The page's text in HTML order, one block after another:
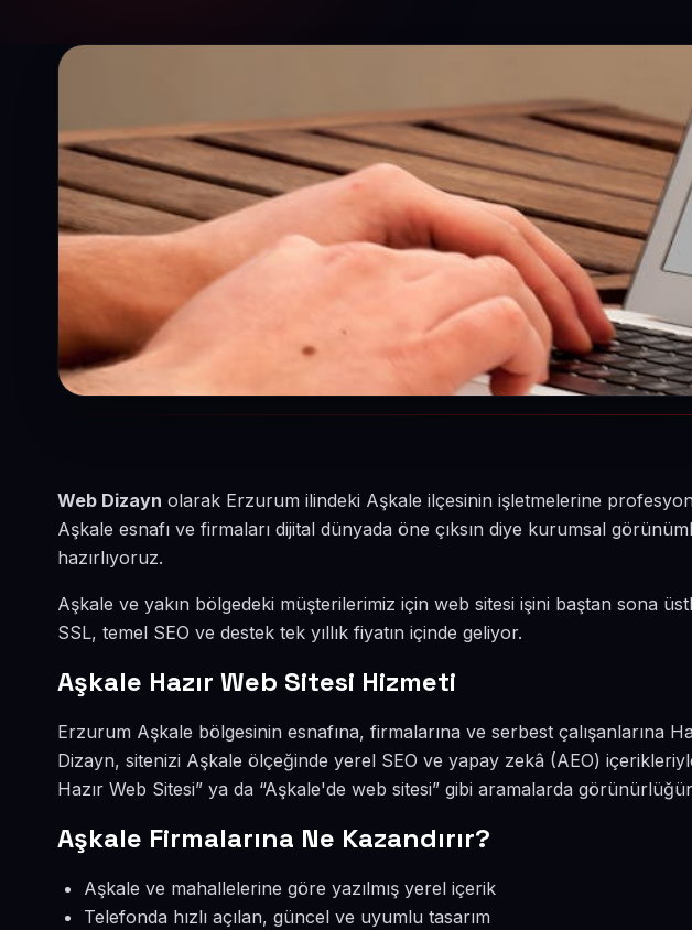
Web Dizayn olarak Erzurum ilindeki Aşkale ilçesinin işletmelerine
Aşkale esnafı ve firmaları dijital dünyada öne çıksın diye kurumsal
hazırlıyoruz.
Aşkale ve yakın bölgedeki müşterilerimiz için web sitesi işini baştan sona
SSL, temel SEO ve destek tek yıllık fiyatın içinde geliyor.
Aşkale Hazır Web Sitesi Hizmeti
Erzurum Aşkale bölgesinin esnafına, firmalarına ve serbest çalışanlarına
Dizayn, sitenizi Aşkale ölçeğinde yerel SEO ve yapay zekâ (AEO)
Hazır Web Sitesi” ya da “Aşkale'de web sitesi” gibi aramalarda
Aşkale Firmalarına Ne Kazandırır?
Aşkale ve mahallelerine göre yazılmış yerel içerik
Telefonda hızlı açılan, güncel ve uyumlu tasarım